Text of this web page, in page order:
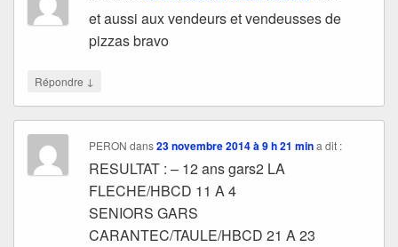
et aussi aux vendeurs et vendeusses de
pizzas bravo
Répondre ↓
PERON dans23 novembre 2014 à 9 h 21 min a dit :
RESULTAT : – 12 ans gars2 LA
FLECHE/HBCD 11 A 4
SENIORS GARS
CARANTEC/TAULE/HBCD 21 A 23